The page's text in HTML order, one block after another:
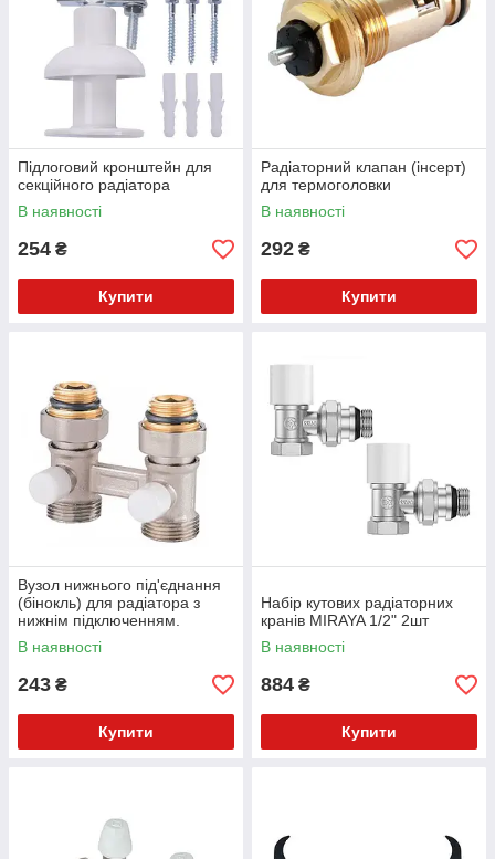
Підлоговий кронштейн для
секційного радіатора
В наявності
254 ₴
Купити
Радіаторний клапан (інсерт)
для термоголовки
В наявності
292 ₴
Купити
Вузол нижнього під'єднання
(бінокль) для радіатора з
нижнім підключенням.
В наявності
243 ₴
Купити
Набір кутових радіаторних
кранів MIRAYA 1/2" 2шт
В наявності
884 ₴
Купити